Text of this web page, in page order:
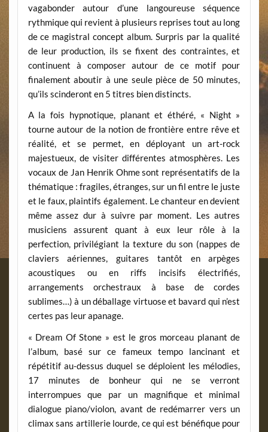
vagabonder autour d’une langoureuse séquence
rythmique qui revient à plusieurs reprises tout au long
de ce magistral concept album. Surpris par la qualité
de leur production, ils se fixent des contraintes, et
continuent à composer autour de ce motif pour
finalement aboutir à une seule pièce de 50 minutes,
qu’ils scinderont en 5 titres bien distincts.
A la fois hypnotique, planant et éthéré, « Night »
tourne autour de la notion de frontière entre rêve et
réalité, et se permet, en déployant un art-rock
majestueux, de visiter différentes atmosphères. Les
vocaux de Jan Henrik Ohme sont représentatifs de la
thématique : fragiles, étranges, sur un fil entre le juste
et le faux, plaintifs également. Le chanteur en devient
même assez dur à suivre par moment. Les autres
musiciens assurent quant à eux leur rôle à la
perfection, privilégiant la texture du son (nappes de
claviers aériennes, guitares tantôt en arpèges
acoustiques ou en riffs incisifs électrifiés,
arrangements orchestraux à base de cordes
sublimes…) à un déballage virtuose et bavard qui n’est
certes pas leur apanage.
« Dream Of Stone » est le gros morceau planant de
l’album, basé sur ce fameux tempo lancinant et
répétitif au-dessus duquel se déploient les mélodies,
17 minutes de bonheur qui ne se verront
interrompues que par un magnifique et minimal
dialogue piano/violon, avant de redémarrer vers un
climax sans artillerie lourde, ce qui est bénéfique pour